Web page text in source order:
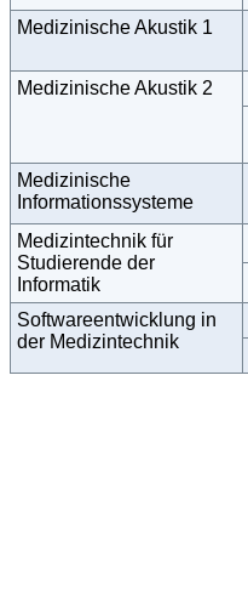
Medizinische Akustik 1
Medizinische Akustik 2
Medizinische
Informationssysteme
Medizintechnik für
Studierende der
Informatik
Softwareentwicklung in
der Medizintechnik